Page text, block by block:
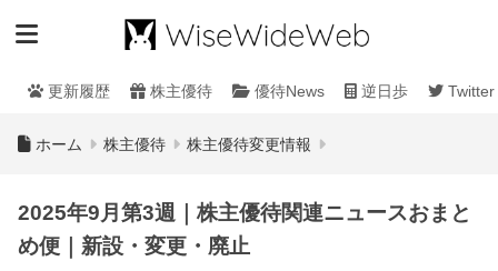
更新履歴 株主優待 優待News 逆日歩 Twitter
ホーム 株主優待 株主優待変更情報
2025年9月第3週｜株主優待関連ニュースおまと
め便｜新設・変更・廃止